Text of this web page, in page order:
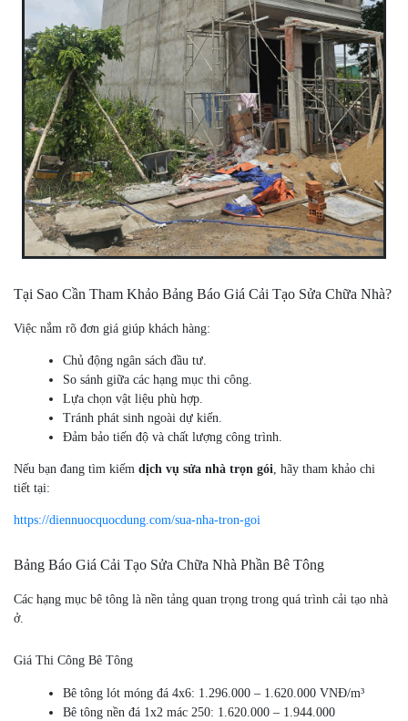
Tại Sao Cần Tham Khảo Bảng Báo Giá Cải Tạo Sửa Chữa Nhà?
Việc nắm rõ đơn giá giúp khách hàng:
Chủ động ngân sách đầu tư.
So sánh giữa các hạng mục thi công.
Lựa chọn vật liệu phù hợp.
Tránh phát sinh ngoài dự kiến.
Đảm bảo tiến độ và chất lượng công trình.
Nếu bạn đang tìm kiếm dịch vụ sửa nhà trọn gói, hãy tham khảo chi
tiết tại:
https://diennuocquocdung.com/sua-nha-tron-goi
Bảng Báo Giá Cải Tạo Sửa Chữa Nhà Phần Bê Tông
Các hạng mục bê tông là nền tảng quan trọng trong quá trình cải tạo nhà
ở.
Giá Thi Công Bê Tông
Bê tông lót móng đá 4x6: 1.296.000 – 1.620.000 VNĐ/m³
Bê tông nền đá 1x2 mác 250: 1.620.000 – 1.944.000